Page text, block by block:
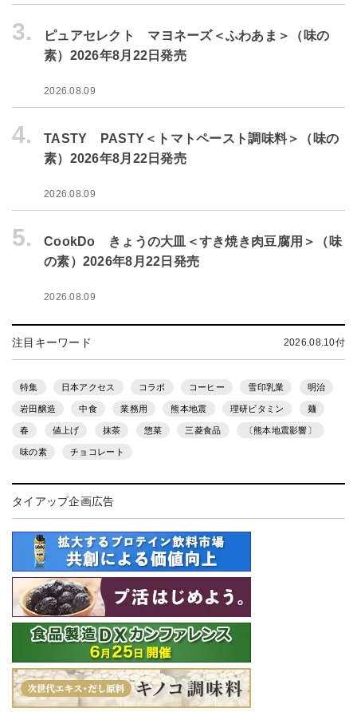
3.
ピュアセレクト マヨネーズ＜ふわあま＞（味の
素）2026年8月22日発売
2026.08.09
4.
TASTY PASTY＜トマトペースト調味料＞（味の
素）2026年8月22日発売
2026.08.09
5.
CookDo きょうの大皿＜すき焼き肉豆腐用＞（味
の素）2026年8月22日発売
2026.08.09
注目キーワード 2026.08.10付
特集 日本アクセス コラボ コーヒー 雪印乳業 明治
岩田醸造 中食 業務用 熊本地震 理研ビタミン 麺
春 値上げ 抹茶 惣菜 三菱食品 〔熊本地震影響〕
味の素 チョコレート
タイアップ企画広告